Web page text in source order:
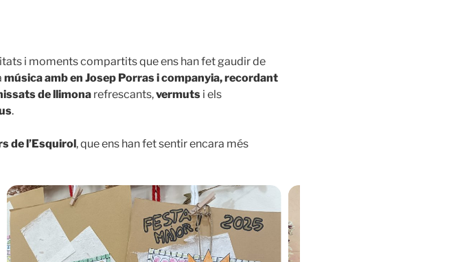
i moments compartits que ens han fet gaudir de
música amb en Josep Porras i companyia, recordant
de llimona refrescants,vermuts i els
.
de l’Esquirol, que ens han fet sentir encara més